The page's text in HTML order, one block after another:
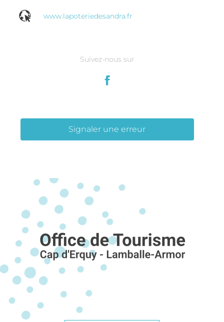
www.lapoteriedesandra.fr
Suivez-nous sur
Signaler une erreur